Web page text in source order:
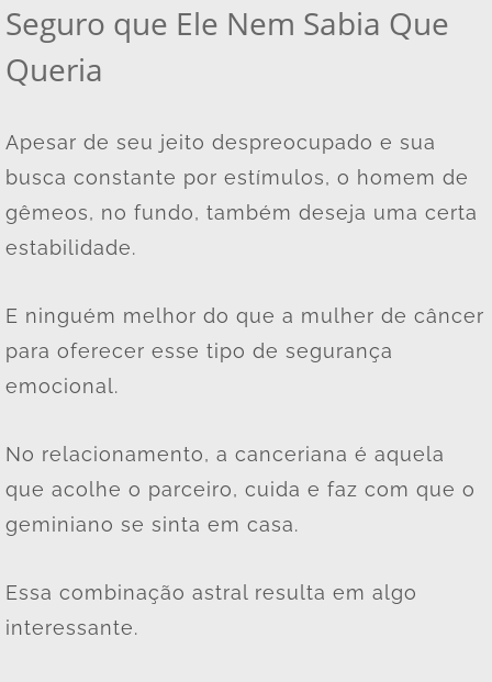
Seguro que Ele Nem Sabia Que
Queria
Apesar de seu jeito despreocupado e sua
busca constante por estímulos, o homem de
gêmeos, no fundo, também deseja uma certa
estabilidade.
E ninguém melhor do que a mulher de câncer
para oferecer esse tipo de segurança
emocional.
No relacionamento, a canceriana é aquela
que acolhe o parceiro, cuida e faz com que o
geminiano se sinta em casa.
Essa combinação astral resulta em algo
interessante.